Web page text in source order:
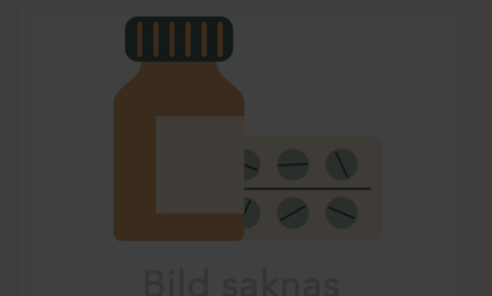
Lista: . Innehåller 1 objekt.